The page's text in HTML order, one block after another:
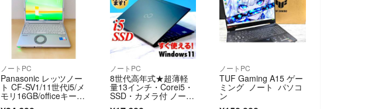
ノートPC
Panasonic レッツノー
ト CF-SV1/11世代i5/メ
モリ16GB/officeキー付
ノートPC
8世代高年式★超薄軽
量13インチ・Corei5・
SSD・カメラ付 ノート
ノートPC
TUF Gaming A15 ゲー
ミング ノート パソコ
ン